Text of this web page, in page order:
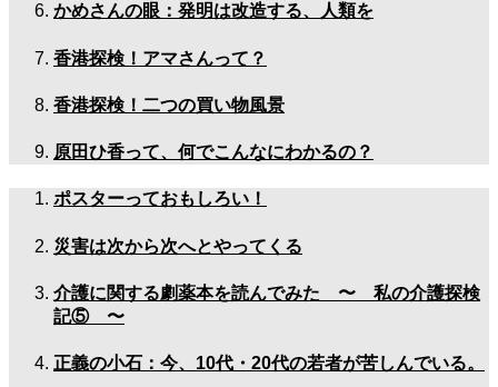
かめさんの眼：発明は改造する、人類を
香港探検！アマさんって？
香港探検！二つの買い物風景
原田ひ香って、何でこんなにわかるの？
ポスターっておもしろい！
災害は次から次へとやってくる
介護に関する劇薬本を読んでみた 〜 私の介護探検
記⑤ 〜
正義の小石：今、10代・20代の若者が苦しんでいる。